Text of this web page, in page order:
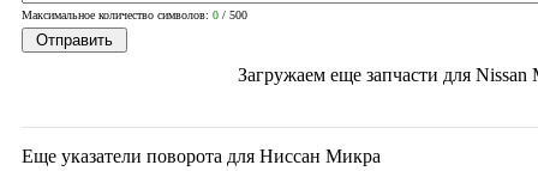
Максимальное количество символов: 0 / 500
Загружаем еще запчасти для Nissan
Еще указатели поворота для Ниссан Микра